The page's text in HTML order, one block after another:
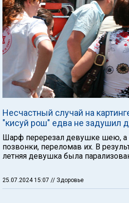
Несчастный случай на
"кисуй рош" едва не задушил
Шарф перерезал девушке шею, а
позвонки, переломав их. В
летняя девушка была
25.07.2024 15:07 // Здоровье